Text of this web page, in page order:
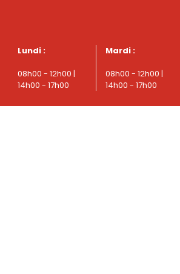
Lundi :
08h00 - 12h00 |
14h00 - 17h00
Mardi :
08h00 - 12h00 |
14h00 - 17h00